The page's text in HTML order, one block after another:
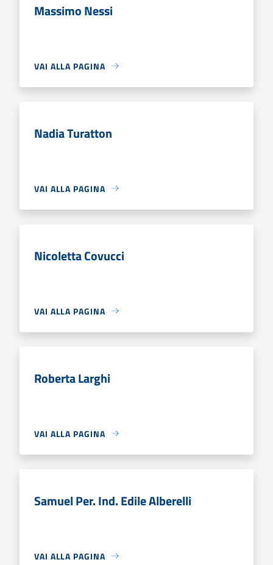
Massimo Nessi
VAI ALLA PAGINA
Nadia Turatton
VAI ALLA PAGINA
Nicoletta Covucci
VAI ALLA PAGINA
Roberta Larghi
VAI ALLA PAGINA
Samuel Per. Ind. Edile Alberelli
VAI ALLA PAGINA